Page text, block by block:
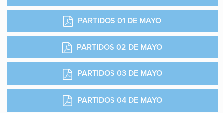
PARTIDOS 01 DE MAYO
PARTIDOS 02 DE MAYO
PARTIDOS 03 DE MAYO
PARTIDOS 04 DE MAYO